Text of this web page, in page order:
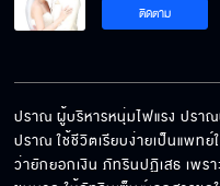
ติดตาม
ปราณ ผู้บริหารหนุ่มไฟแรง ปรา
ปราณ ใช้ชีวิตเรียบง่ายเป็นแพท
ว่ายักยอกเงิน ภัทรินปฏิเสธ เพร